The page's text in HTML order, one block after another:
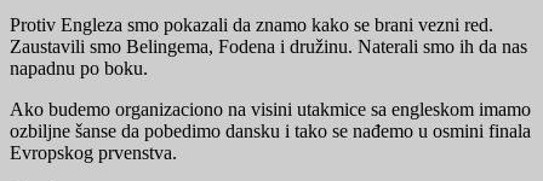
Protiv Engleza smo pokazali da znamo kako se brani vezni red.
Zaustavili smo Belingema, Fodena i družinu. Naterali smo ih da nas
napadnu po boku.
Ako budemo organizaciono na visini utakmice sa engleskom imamo
ozbiljne šanse da pobedimo dansku i tako se nađemo u osmini finala
Evropskog prvenstva.